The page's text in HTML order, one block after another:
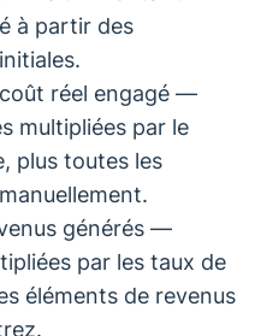
à partir des
réel engagé —
multipliées par le
plus toutes les
générés —
par les taux de
éléments de revenus